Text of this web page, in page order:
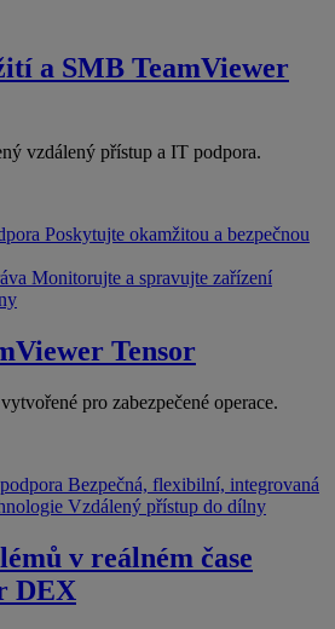
a SMB TeamViewer
vzdálený přístup a IT podpora.
Poskytujte okamžitou a bezpečnou
Monitorujte a spravujte zařízení
Tensor
pro zabezpečené operace.
Bezpečná, flexibilní, integrovaná
Vzdálený přístup do dílny
v reálném čase
DEX